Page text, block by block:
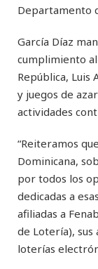
Departamento
García Díaz
cumplimiento
República, Luis
y juegos de
actividades
“Reiteramos
Dominicana,
por todos los
dedicadas a
afiliadas a
de Lotería), sus
loterías